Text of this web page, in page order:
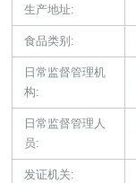
生产地址:
食品类别:
日常监督管理机
构:
日常监督管理人
员:
发证机关: